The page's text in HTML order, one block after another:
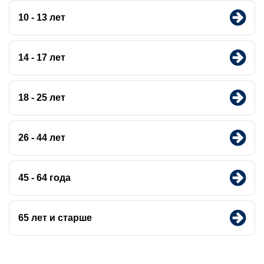
10 - 13 лет
14 - 17 лет
18 - 25 лет
26 - 44 лет
45 - 64 года
65 лет и старше